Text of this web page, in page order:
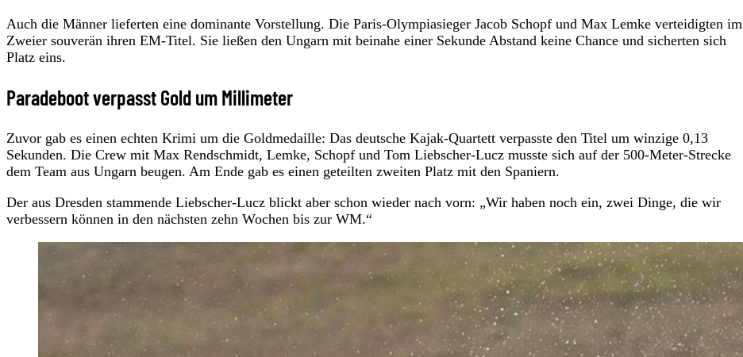
Auch die Männer lieferten eine dominante Vorstellung. Die Paris-Olympiasieger Jacob Schopf und Max Lemke verteidigten im
Zweier souverän ihren EM-Titel. Sie ließen den Ungarn mit beinahe einer Sekunde Abstand keine Chance und sicherten sich
Platz eins.
Paradeboot verpasst Gold um Millimeter
Zuvor gab es einen echten Krimi um die Goldmedaille: Das deutsche Kajak-Quartett verpasste den Titel um winzige 0,13
Sekunden. Die Crew mit Max Rendschmidt, Lemke, Schopf und Tom Liebscher-Lucz musste sich auf der 500-Meter-Strecke
dem Team aus Ungarn beugen. Am Ende gab es einen geteilten zweiten Platz mit den Spaniern.
Der aus Dresden stammende Liebscher-Lucz blickt aber schon wieder nach vorn: „Wir haben noch ein, zwei Dinge, die wir
verbessern können in den nächsten zehn Wochen bis zur WM.“